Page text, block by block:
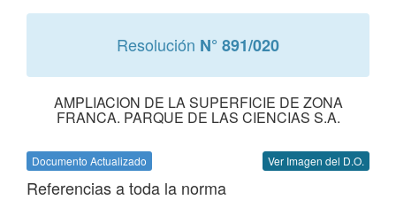
Resolución N° 891/020
AMPLIACION DE LA SUPERFICIE DE ZONA
FRANCA. PARQUE DE LAS CIENCIAS S.A.
Documento Actualizado Ver Imagen del D.O.
Referencias a toda la norma